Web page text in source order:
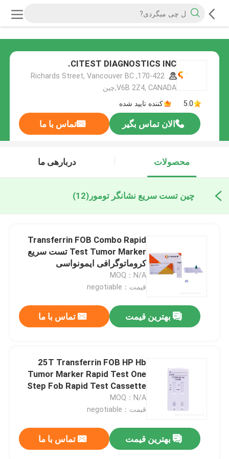
CITEST DIAGNOSTICS INC.
170-422, Richards Street, Vancouver BC
V6B 2Z4, CANADA,چین
5.0
کننده تایید شده
الان تماس بگیر تماس با ما
محصولات دربارهی ما
چین تست سریع نشانگر تومور (12)
Transferrin FOB Combo Rapid
Test Tumor Marker تست سریع
کروماتوگرافی ایمونواسی
MOQ：N/A
قیمت：negotiable
بهترین قیمت تماس با ما
25T Transferrin FOB HP Hb
Tumor Marker Rapid Test One
Step Fob Rapid Test Cassette
MOQ：N/A
قیمت：negotiable
بهترین قیمت تماس با ما